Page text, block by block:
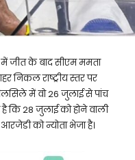
में जीत के बाद सीएम ममता
निकल राष्ट्रीय स्तर पर
में वो 26 जुलाई से पांच
है कि 28 जुलाई को होने वाली
को न्योता भेजा है।